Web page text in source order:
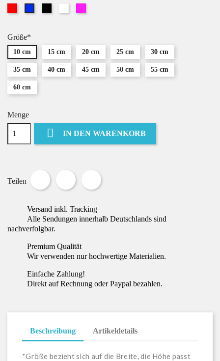
Größe*
10 cm 15 cm 20 cm 25 cm 30 cm
35 cm 40 cm 45 cm 50 cm 55 cm
60 cm
Menge
 IN DEN WARENKORB
Teilen
Versand inkl. Tracking
Alle Sendungen innerhalb Deutschlands sind
nachverfolgbar.
Premium Qualität
Wir verwenden nur hochwertige Materialien.
Einfache Zahlung!
Direkt auf Rechnung oder Paypal bezahlen.
Beschreibung Artikeldetails
*Größe bezieht sich auf die Breite, die Höhe passt